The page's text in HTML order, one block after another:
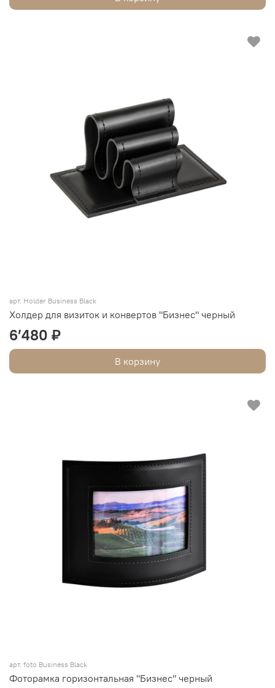
арт. Holder Business Black
Холдер для визиток и конвертов "Бизнес" черный
6’480 ₽
В корзину
арт. foto Business Black
Фоторамка горизонтальная "Бизнес" черный